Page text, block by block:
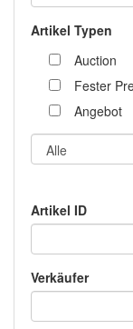
Artikel Typen
Auction
Fester
Angebot
Artikel ID
Verkäufer